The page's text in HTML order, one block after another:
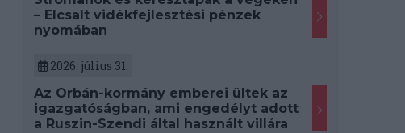
– Elcsalt vidékfejlesztési pénzek
nyomában
2026. július 31.
Az Orbán-kormány emberei ültek az
igazgatóságban, ami engedélyt adott
a Ruszin-Szendi által használt villára